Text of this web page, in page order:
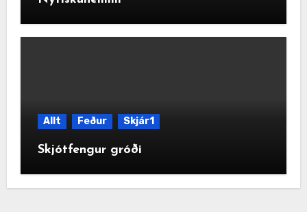
Allt Feður Skjár1
Skjótfengur gróði